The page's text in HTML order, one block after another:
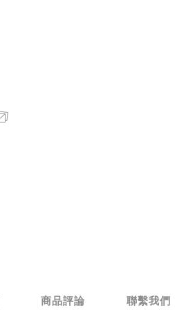
商品評論 聯繫我們